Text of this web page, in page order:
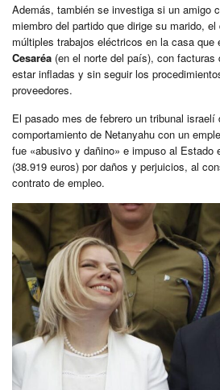
Además, también se investiga si un amigo
miembro del partido que dirige su marido,
múltiples trabajos eléctricos en la casa
Cesaréa (en el norte del país), con
estar infladas y sin seguir los
proveedores.
El pasado mes de febrero un tribunal israelí
comportamiento de Netanyahu con un
fue «abusivo y dañino» e impuso al Estado
(38.919 euros) por daños y perjuicios, al
contrato de empleo.